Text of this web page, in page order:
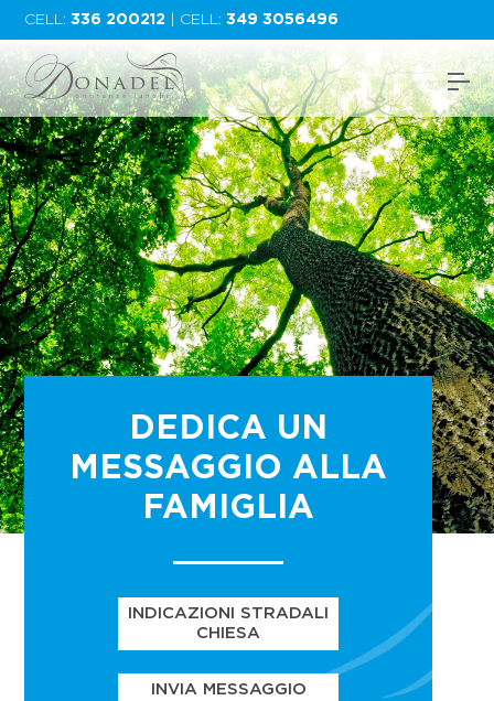
CELL:336 200212 | CELL:349 3056496
DEDICA UN
MESSAGGIO ALLA
FAMIGLIA
INDICAZIONI STRADALI
CHIESA
INVIA MESSAGGIO